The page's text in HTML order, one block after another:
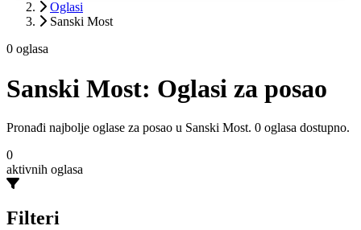
Oglasi
Sanski Most
0 oglasa
Sanski Most: Oglasi za posao
Pronađi najbolje oglase za posao u Sanski Most. 0 oglasa dostupno.
0
aktivnih oglasa
Filteri